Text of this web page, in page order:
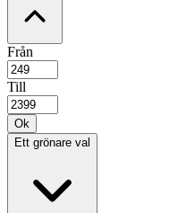
Från
Till
Ok
Ett grönare val